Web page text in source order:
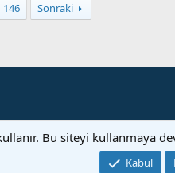
146 Sonraki
Bu siteyi kullanmaya
Kabul